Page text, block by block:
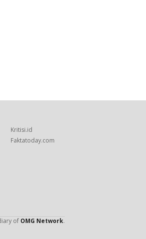
Kritisi.id
Faktatoday.com
of OMG Network.